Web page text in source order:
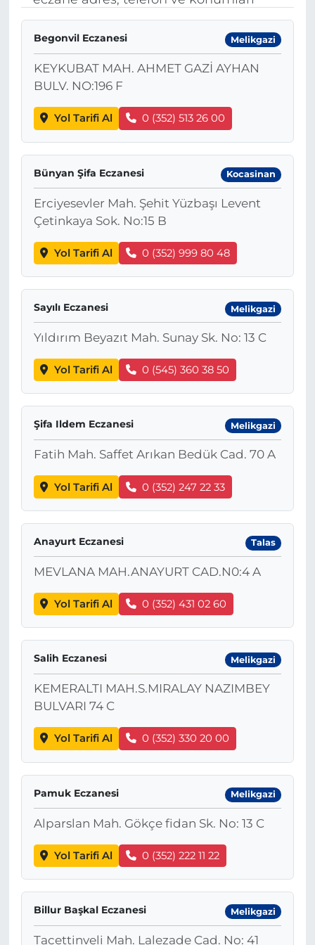
Begonvil Eczanesi Melikgazi
KEYKUBAT MAH. AHMET GAZİ AYHAN
BULV. NO:196 F
Yol Tarifi Al 0 (352) 513 26 00
Bünyan Şifa Eczanesi Kocasinan
Erciyesevler Mah. Şehit Yüzbaşı Levent
Çetinkaya Sok. No:15 B
Yol Tarifi Al 0 (352) 999 80 48
Sayılı Eczanesi Melikgazi
Yıldırım Beyazıt Mah. Sunay Sk. No: 13 C
Yol Tarifi Al 0 (545) 360 38 50
Şifa Ildem Eczanesi Melikgazi
Fatih Mah. Saffet Arıkan Bedük Cad. 70 A
Yol Tarifi Al 0 (352) 247 22 33
Anayurt Eczanesi Talas
MEVLANA MAH.ANAYURT CAD.N0:4 A
Yol Tarifi Al 0 (352) 431 02 60
Salih Eczanesi Melikgazi
KEMERALTI MAH.S.MIRALAY NAZIMBEY
BULVARI 74 C
Yol Tarifi Al 0 (352) 330 20 00
Pamuk Eczanesi Melikgazi
Alparslan Mah. Gökçe fidan Sk. No: 13 C
Yol Tarifi Al 0 (352) 222 11 22
Billur Başkal Eczanesi Melikgazi
Tacettinveli Mah. Lalezade Cad. No: 41
YAŞAM
GENEL
GÜNCEL
RESMİ İLAN